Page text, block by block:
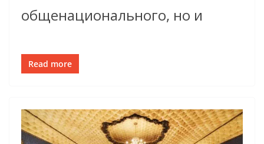
общенационального, но и
Read more